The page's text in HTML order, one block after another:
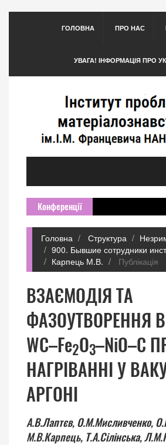
ГОЛОВНА ПРО НАС
УВАГА! ІНФОРМАЦІЯ ПРО
Конференції
Головна Структура
900. Бывшие сотрудники
Карпець М.В.
Публікація
ВЗАЄМОДIЯ ТА
ФАЗОУТВОРЕННЯ
WC–Fe2O3–NiO–С
НАГРIВАННI У
АРГОНІ
А.В.Лаптєв, О.М.Мисливченко,
М.В.Карпець, Т.А.Сілінська,